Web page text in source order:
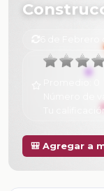
6 de Febrero
Tu
🎒 Agregar a